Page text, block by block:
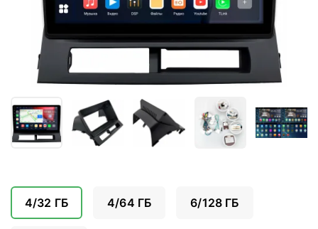
4/32 ГБ 4/64 ГБ 6/128 ГБ